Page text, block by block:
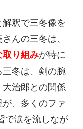
釈で三冬像を
んの三冬は、
取り組みが特に
冬は、剣の腕
治郎との関係
、多くのファ
で涙を流しなが